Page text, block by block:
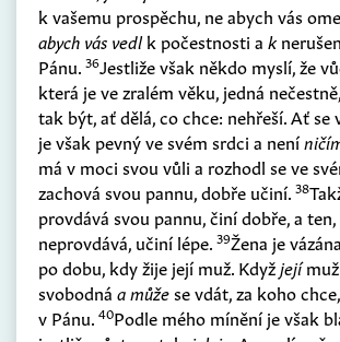
k vašemu prospěchu, ne abych vás
abych vás vedlk počestnosti a k
Pánu. 36Jestliže však někdo myslí, že
která je ve zralém věku, jedná
tak být, ať dělá, co chce: nehřeší. Ať se
je však pevný ve svém srdci a není
má v moci svou vůli a rozhodl se ve
zachová svou pannu, dobře učiní. 38
provdává svou pannu, činí dobře, a
neprovdává, učiní lépe. 39Žena je
po dobu, kdy žije její muž. Kdyžjejímuž
svobodná a můžese vdát, za koho chce,
v Pánu. 40Podle mého mínění je však